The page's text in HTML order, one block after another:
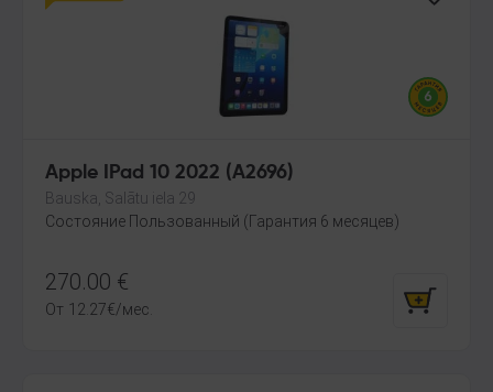
Apple IPad 10 2022 (A2696)
Bauska, Salātu iela 29
Состояние Пользованный (Гарантия 6 месяцев)
270.00 €
От 12.27€/мес.